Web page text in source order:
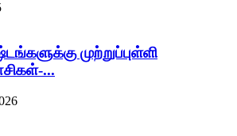
முற்றுப்புள்ளி
...